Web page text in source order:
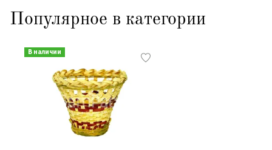
Популярное в категории
В наличии